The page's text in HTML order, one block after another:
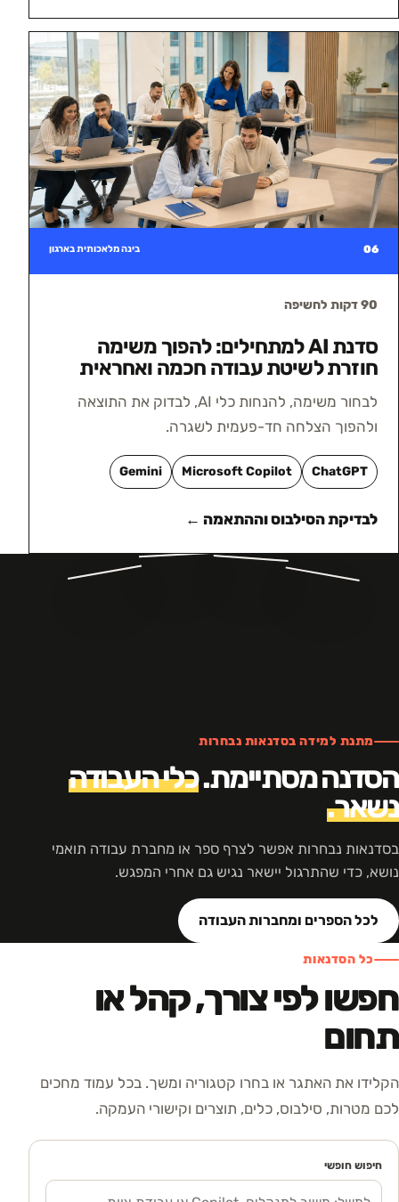
06 בינה מלאכותית בארגון
90 דקות לחשיפה
סדנת AI למתחילים: להפוך משימה
חוזרת לשיטת עבודה חכמה ואחראית
לבחור משימה, להנחות כלי AI, לבדוק את התוצאה
ולהפוך הצלחה חד-פעמית לשגרה.
ChatGPT
Microsoft Copilot
Gemini
לבדיקת הסילבוס וההתאמה ←
מתנת למידה בסדנאות נבחרות
הסדנה מסתיימת.כלי העבודה
נשאר.
בסדנאות נבחרות אפשר לצרף ספר או מחברת עבודה תואמי
נושא, כדי שהתרגול יישאר נגיש גם אחרי המפגש.
לכל הספרים ומחברות העבודה
כל הסדנאות
חפשו לפי צורך, קהל או
תחום
הקלידו את האתגר או בחרו קטגוריה ומשך. בכל עמוד מחכים
לכם מטרות, סילבוס, כלים, תוצרים וקישורי העמקה.
חיפוש חופשי